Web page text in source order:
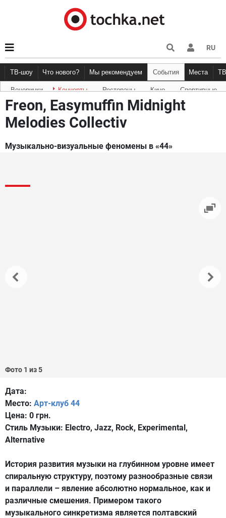
RU
ТВ-шоу Что нового?
Новости афиши Рецензии Куда пойти Точка
Мы рекомендуем События Места
Вечеринки Концерты Рестораны Кино Спортивные
Freon, Easymuffin Midnight
Melodies Collectiv
Музыкально-визуальные феномены в «44»
Фото 1 из 5
Дата:
Место: Арт-клуб 44
Цена: 0 грн.
Стиль Музыки: Electro, Jazz, Rock, Experimental,
Alternative
История развития музыки на глубинном уровне имеет
спиральную структуру, поэтому разнообразные связи
и параллели – явление абсолютно нормальное, как и
различные смешения. Примером такого
музыкального синкретизма является полтавский